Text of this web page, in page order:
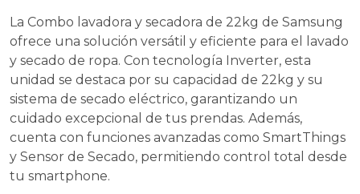
La Combo lavadora y secadora de 22kg de Samsung
ofrece una solución versátil y eficiente para el lavado
y secado de ropa. Con tecnología Inverter, esta
unidad se destaca por su capacidad de 22kg y su
sistema de secado eléctrico, garantizando un
cuidado excepcional de tus prendas. Además,
cuenta con funciones avanzadas como SmartThings
y Sensor de Secado, permitiendo control total desde
tu smartphone.